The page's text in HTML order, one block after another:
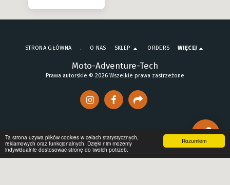
Rozumiem
Ta strona używa plików cookies w celach statystycznych,
reklamowych oraz funkcjonalnych. Dzięki nim możemy
indywidualnie dostosować stronę do twoich potrzeb.
Moto-Adventure-Tech
Prawa autorskie © 2026 Wszelkie prawa zastrzeżone
STRONA GŁÓWNA . O NAS SKLEP ORDERS WIĘCEJ